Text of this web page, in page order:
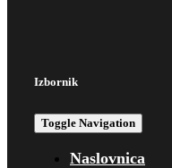
Izbornik
Toggle Navigation
Naslovnica